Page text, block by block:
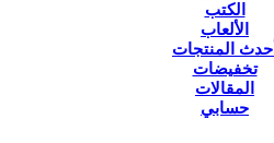
الكتب
الألعاب
أحدث المنتجات
تخفيضات
المقالات
حسابي